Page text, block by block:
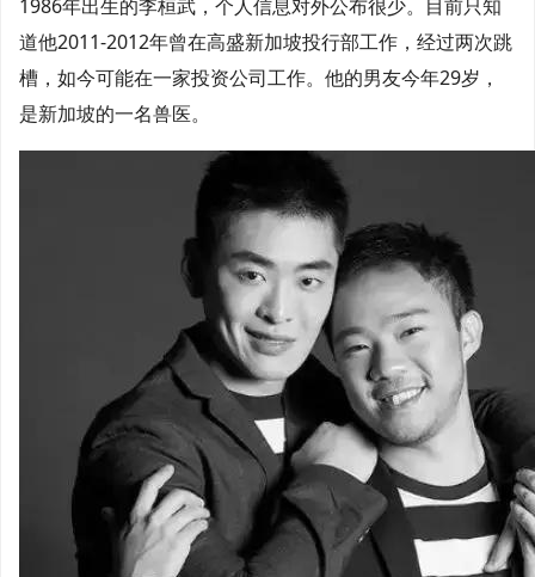
1986年出生的李桓武，个人信息对外公布很少。目前只知
道他2011-2012年曾在高盛新加坡投行部工作，经过两次跳
槽，如今可能在一家投资公司工作。他的男友今年29岁，
是新加坡的一名兽医。